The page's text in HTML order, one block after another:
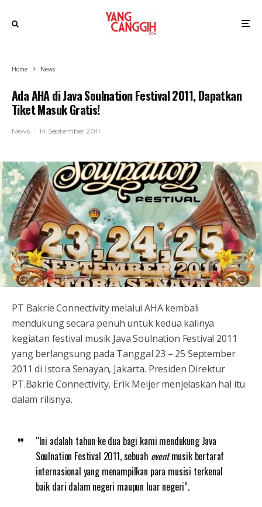
Home News
Ada AHA di Java Soulnation Festival 2011, Dapatkan
Tiket Masuk Gratis!
News · 14 September 2011
PT Bakrie Connectivity melalui AHA kembali
mendukung secara penuh untuk kedua kalinya
kegiatan festival musik Java Soulnation Festival 2011
yang berlangsung pada Tanggal 23 – 25 September
2011 di Istora Senayan, Jakarta. Presiden Direktur
PT.Bakrie Connectivity, Erik Meijer menjelaskan hal itu
dalam rilisnya.
“Ini adalah tahun ke dua bagi kami mendukung Java
Soulnation Festival 2011, sebuah eventmusik bertaraf
internasional yang menampilkan para musisi terkenal
baik dari dalam negeri maupun luar negeri”.